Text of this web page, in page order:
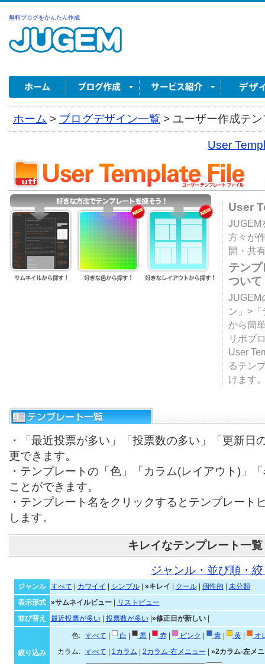
無料ブログをかんたん作成
ホーム > ブログデザイン一覧 > ユーザー作成テ
User
User
JUGEM
方々が
開・共
テン
ついて
JUGEM
ン」>
から簡
リポブ
User
るテン
けます
・「最近投票が多い」「投票数の多い」「更新日
更できます。
・テンプレートの「色」「カラム(レイアウト)」
ことができます。
・テンプレート名をクリックするとテンプレート
します。
キレイなテンプレート一覧
ジャンル・並び順・
ジャンル すべて カワイイ シンプル| »キレイ クール| 個性的
未分類
表示形式
»サムネイルビュー|
リストビュー
並び替え
最近投票が多い| 投票数が多い| »修正日が新しい|
絞り込み
色: すべて 白 黒| 赤| ピンク 青| 黄|
オ
カラム:
すべて 1カラム 2カラム-右メニュー
»2カラム-左メ